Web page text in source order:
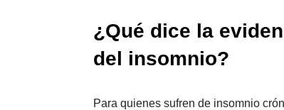
¿Qué dice la
del insomnio?
Para quienes sufren de insomnio